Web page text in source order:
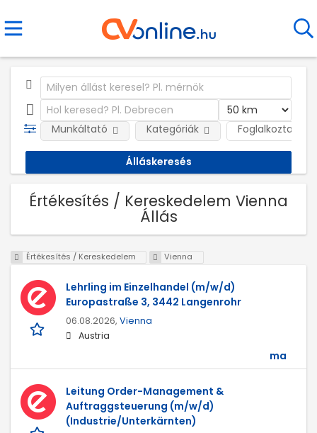
Foglalkoztatás
Munkáltató Kategóriák
Értékesítés / Kereskedelem Vienna
Állás
Értékesítés / Kereskedelem Vienna
Lehrling im Einzelhandel (m/w/d)
Europastraße 3, 3442 Langenrohr
06.08.2026, Vienna
Austria
ma
Leitung Order-Management &
Auftraggsteuerung (m/w/d)
(Industrie/Unterkärnten)